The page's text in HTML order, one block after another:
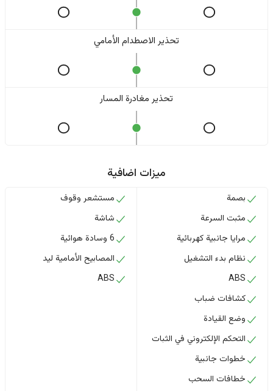
تحذير الاصطدام الأمامي
تحذير مغادرة المسار
ميزات اضافية
بصمة
مثبت السرعة
مرايا جانبية كهربائية
نظام بدء التشغيل
ABS
كشافات ضباب
وضع القيادة
التحكم الإلكتروني في الثبات
خطوات جانبية
خطافات السحب
مستشعر وقوف
شاشة
6 وسادة هوائية
المصابيح الأمامية ليد
ABS